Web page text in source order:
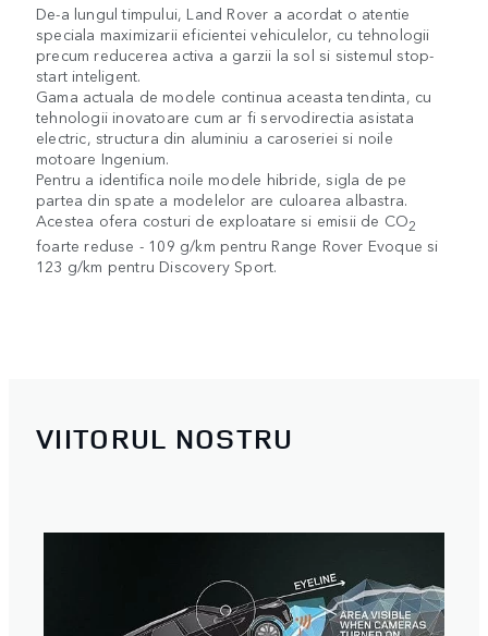
De-a lungul timpului, Land Rover a acordat o atentie
speciala maximizarii eficientei vehiculelor, cu tehnologii
precum reducerea activa a garzii la sol si sistemul stop-
start inteligent.
Gama actuala de modele continua aceasta tendinta, cu
tehnologii inovatoare cum ar fi servodirectia asistata
electric, structura din aluminiu a caroseriei si noile
motoare Ingenium.
Pentru a identifica noile modele hibride, sigla de pe
partea din spate a modelelor are culoarea albastra.
Acestea ofera costuri de exploatare si emisii de CO2
foarte reduse - 109 g/km pentru Range Rover Evoque si
123 g/km pentru Discovery Sport.
VIITORUL NOSTRU